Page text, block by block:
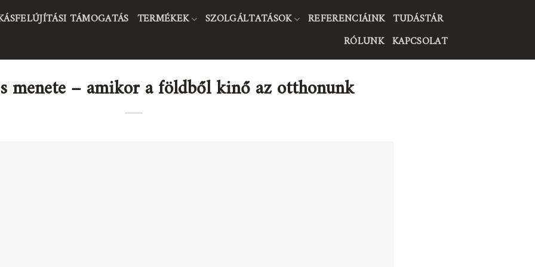
TÁMOGATÁS TERMÉKEK SZOLGÁLTATÁSOK REFERENCIÁINK TUDÁSTÁR
RÓLUNK KAPCSOLAT
menete – amikor a földből kinő az otthonunk